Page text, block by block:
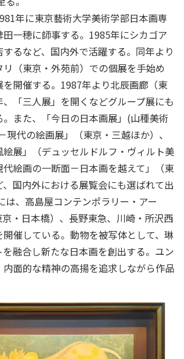
年に東京藝術大学美術学部日本画専
一穂に師事する。1985年にシカゴア
るなど、国内外で活躍する。同年より
（東京・外苑前）での個展を手始め
を開催する。1987年より北辰画廊（東
「三人展」を開くなどグループ展にも
また、「今日の日本画展」(山種美術
現代の絵画展」（東京・三越ほか）、
絵展」（デュッセルドルフ・ヴィルト美
絵画の一断面－日本画を越えて」（東
国内外における展覧会にも選ばれて出
は、高島屋コンテンポラリー・アー
京・日本橋）、長野東急、川崎・所沢西
催している。動物を被写体として、琳
融合し新たな日本画を創出する。ユン
面的な精神の高揚を追求しながら作品